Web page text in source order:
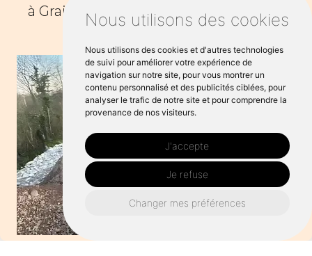
Nous utilisons des cookies
Nous utilisons des cookies et d'autres technologies
de suivi pour améliorer votre expérience de
navigation sur notre site, pour vous montrer un
contenu personnalisé et des publicités ciblées, pour
analyser le trafic de notre site et pour comprendre la
provenance de nos visiteurs.
J'accepte
Je refuse
Changer mes préférences
à Graignes-Mesnil-Angot.